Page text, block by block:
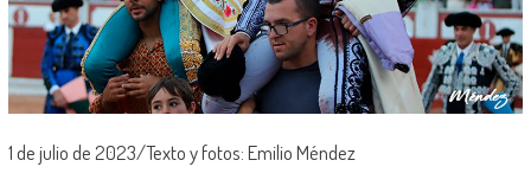
1 de julio de 2023/Texto y fotos: Emilio Méndez